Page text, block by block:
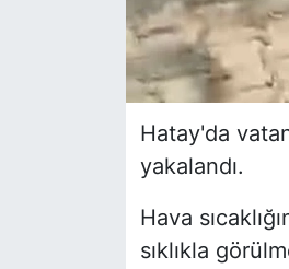
Hatay'da
yakalandı.
Hava
sıklıkla